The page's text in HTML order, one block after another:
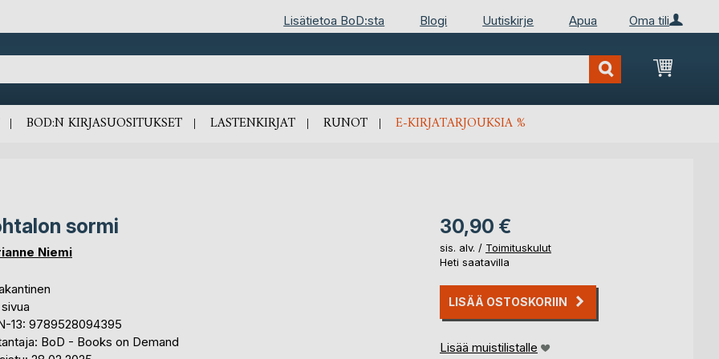
Oma tili
Lisätietoa BoD:sta Blogi Uutiskirje Apua
BOD:N KIRJASUOSITUKSET LASTENKIRJAT RUNOT E-KIRJATARJOUKSIA %
sormi
Niemi
13: 9789528094395
BoD - Books on Demand
30,90 €
sis. alv. / Toimituskulut
Heti saatavilla
LISÄÄ OSTOSKORIIN
Lisää muistilistalle